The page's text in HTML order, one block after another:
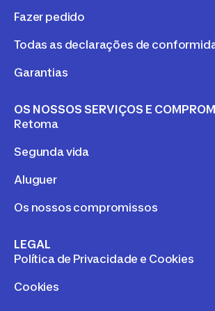
Fazer pedido
Todas as declarações de
Garantias
OS NOSSOS SERVIÇOS E
Retoma
Segunda vida
Aluguer
Os nossos compromissos
LEGAL
Política de Privacidade e Cookies
Cookies